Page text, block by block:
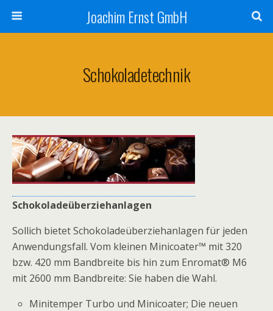
Joachim Ernst GmbH
Schokoladetechnik
Schokoladeüberziehanlagen
Sollich bietet Schokoladeüberziehanlagen für jeden
Anwendungsfall. Vom kleinen Minicoater™ mit 320
bzw. 420 mm Bandbreite bis hin zum Enromat® M6
mit 2600 mm Bandbreite: Sie haben die Wahl.
Minitemper Turbo und Minicoater; Die neuen